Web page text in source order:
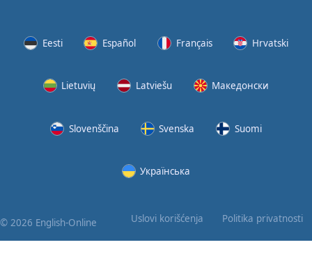
Eesti Español Français Hrvatski
Lietuvių Latviešu Македонски
Slovenščina Svenska Suomi
Українська
© 2026 English-Online Uslovi korišćenja Politika privatnosti